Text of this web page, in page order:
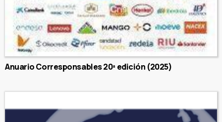
Anuario Corresponsables 20ª edición (2025)